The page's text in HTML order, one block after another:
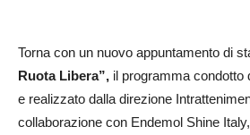
Torna con un nuovo appuntamento di
Ruota Libera”, il programma condotto
e realizzato dalla direzione
collaborazione con Endemol Shine